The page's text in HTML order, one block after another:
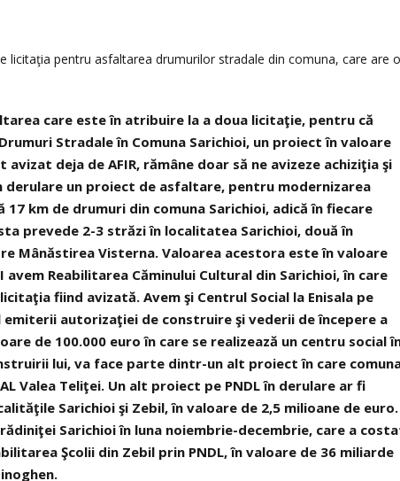
licitaţia pentru asfaltarea drumurilor stradale din comuna, care are
care este în atribuire la a doua licitaţie, pentru că
Stradale în Comuna Sarichioi, un proiect în valoare
deja de AFIR, rămâne doar să ne avizeze achiziţia şi
derulare un proiect de asfaltare, pentru modernizarea
km de drumuri din comuna Sarichioi, adică în fiecare
prevede 2-3 străzi în localitatea Sarichioi, două în
Mânăstirea Visterna. Valoarea acestora este în valoare
Reabilitarea Căminului Cultural din Sarichioi, în care
fiind avizată. Avem şi Centrul Social la Enisala pe
autorizaţiei de construire şi vederii de începere a
de 100.000 euro în care se realizează un centru social
lui, va face parte dintr-un alt proiect în care
Valea Teliţei. Un alt proiect pe PNDL în derulare ar fi
Sarichioi şi Zebil, în valoare de 2,5 milioane de euro.
Sarichioi în luna noiembrie-decembrie, care a
Şcolii din Zebil prin PNDL, în valoare de 36 miliarde